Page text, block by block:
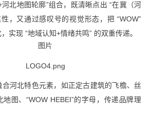
北地图轮廓”组合，既清晰点出 “在冀（河
，又通过感叹号的视觉形态，把 “WOW”
实现 “地域认知+情绪共鸣” 的双重传递。
河北特色元素，如正定古建筑的飞檐、丝
图、“WOW HEBEI”的字母，传递品牌理